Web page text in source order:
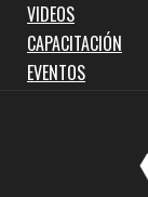
VIDEOS
CAPACITACIÓN
EVENTOS